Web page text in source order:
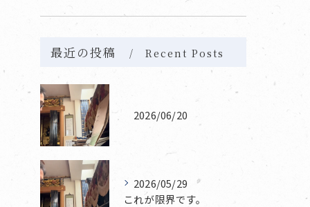
最近の投稿 Recent Posts
2026/06/20
2026/05/29
これが限界です。